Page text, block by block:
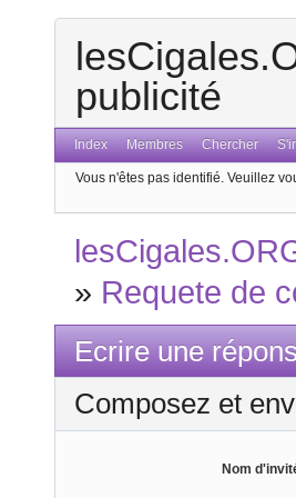
publicité
Index Membres Chercher
Vous n'êtes pas identifié. Veuillez
» Requete de
Ecrire une
Composez et
Nom